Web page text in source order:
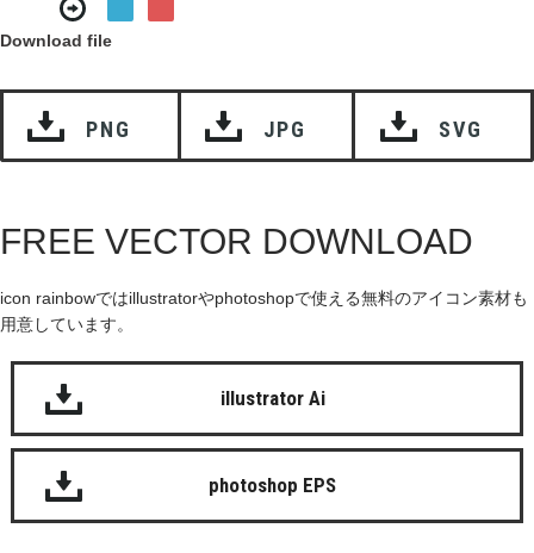
Download file
PNG JPG SVG
FREE VECTOR DOWNLOAD
icon rainbowではillustratorやphotoshopで使える無料のアイコン素材も
用意しています。
illustrator Ai
photoshop EPS